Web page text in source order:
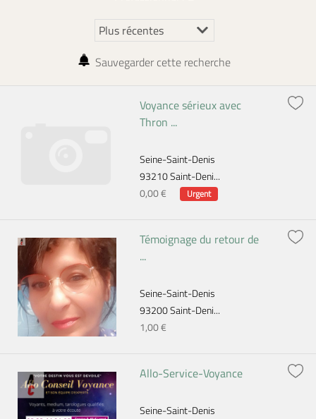
Sauvegarder cette recherche
Voyance sérieux avec
Thron ...
Seine-Saint-Denis
93210 Saint-Deni...
0,00 €
Urgent
Témoignage du retour de
...
Seine-Saint-Denis
93200 Saint-Deni...
1,00 €
Allo-Service-Voyance
Seine-Saint-Denis